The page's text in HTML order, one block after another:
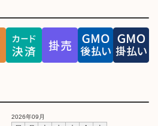
2026年09月